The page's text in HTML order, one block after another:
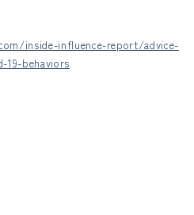
inside-influence-report/advice-
19-behaviors